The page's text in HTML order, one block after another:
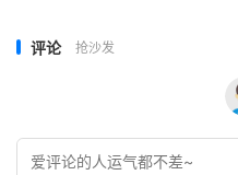
评论 抢沙发